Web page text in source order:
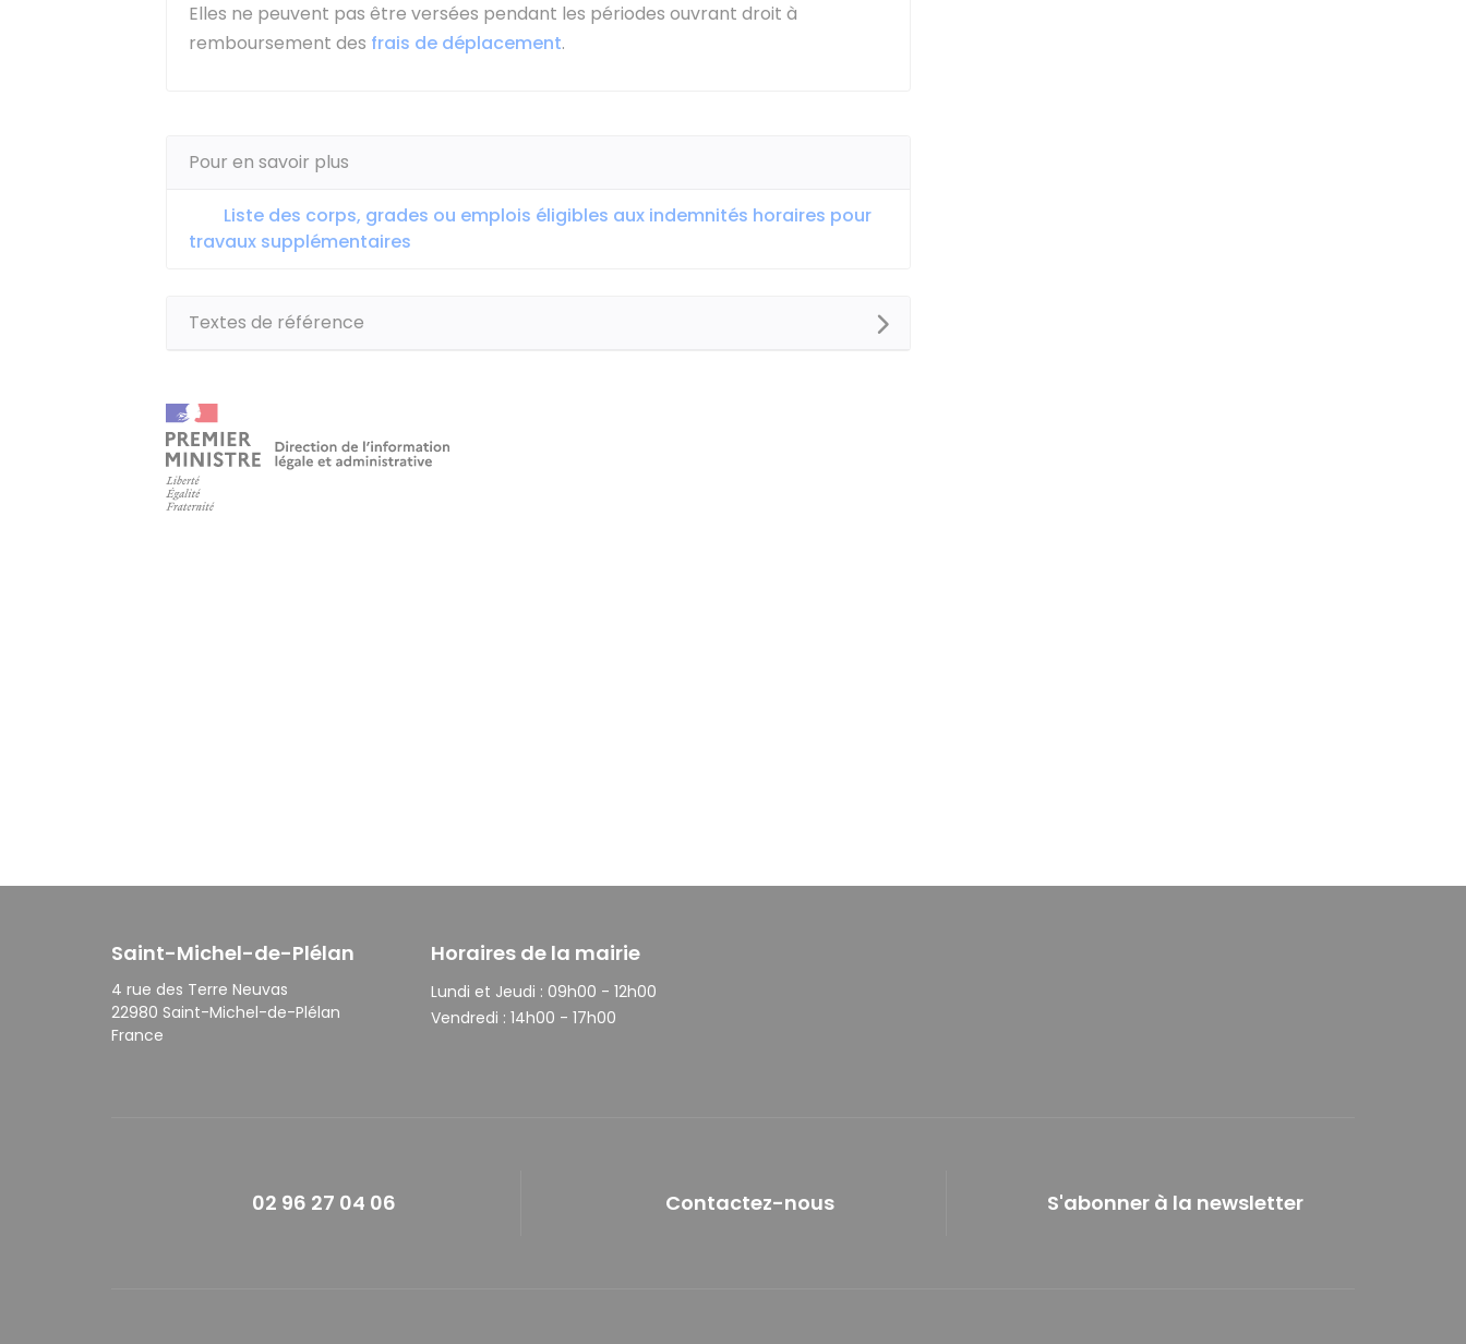
Elles ne peuvent pas être versées pendant les périodes ouvrant droit à
remboursement des frais de déplacement.
Pour en savoir plus
Liste des corps, grades ou emplois éligibles aux indemnités horaires pour
travaux supplémentaires
Textes de référence
Saint-Michel-de-Plélan
4 rue des Terre Neuvas
22980 Saint-Michel-de-Plélan
France
Horaires de la mairie
Lundi et Jeudi : 09h00 - 12h00
Vendredi : 14h00 - 17h00
02 96 27 04 06 Contactez-nous S'abonner à la newsletter